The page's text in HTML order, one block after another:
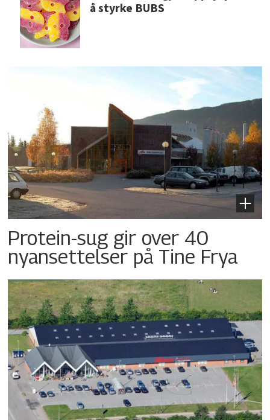
å styrke BUBS
Protein-sug gir over 40
nyansettelser på Tine Frya